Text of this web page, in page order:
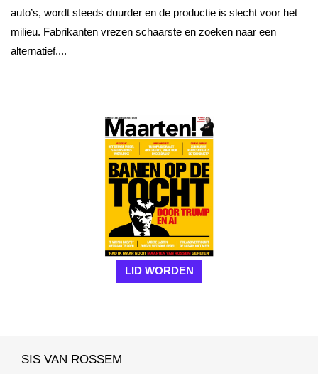
auto’s, wordt steeds duurder en de productie is slecht voor het
milieu. Fabrikanten vrezen schaarste en zoeken naar een
alternatief....
LID WORDEN
SIS VAN ROSSEM